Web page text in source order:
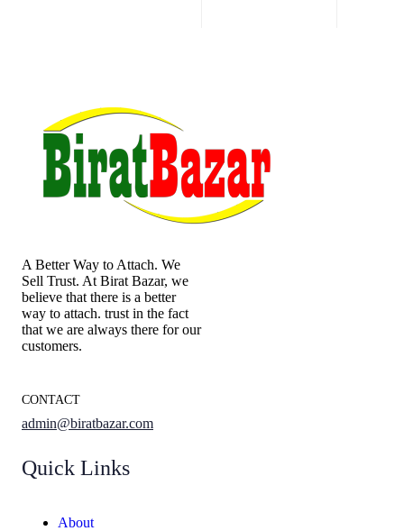
A Better Way to Attach. We
Sell Trust. At Birat Bazar, we
believe that there is a better
way to attach. trust in the fact
that we are always there for our
customers.
CONTACT
admin@biratbazar.com
Quick Links
About